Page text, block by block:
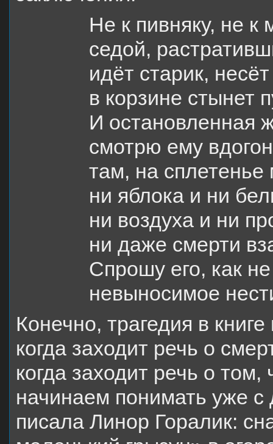
Не к пивняку, не к
седой,
идёт старик,
в корзине стынет
И остановленная
смотрю ему
там, на сплетенье
ни яблока и ни
ни воздуха и ни
ни даже смерти
Спрошу его, как
невыносимое
Конечно, трагедия в
когда заходит речь о
когда заходит речь о
начинаем понимать уже
писала Линор Горалик: